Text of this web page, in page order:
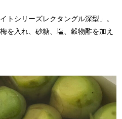
トシリーズレクタングル深型」。
を入れ、砂糖、塩、穀物酢を加え